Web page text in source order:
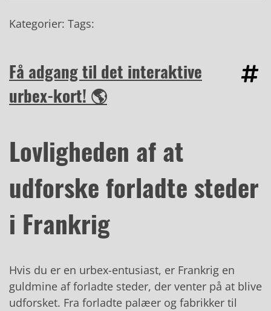
Kategorier: Tags:
Få adgang til det interaktive
urbex-kort! 🌎
Lovligheden af at
udforske forladte steder
i Frankrig
Hvis du er en urbex-entusiast, er Frankrig en
guldmine af forladte steder, der venter på at blive
udforsket. Fra forladte palæer og fabrikker til